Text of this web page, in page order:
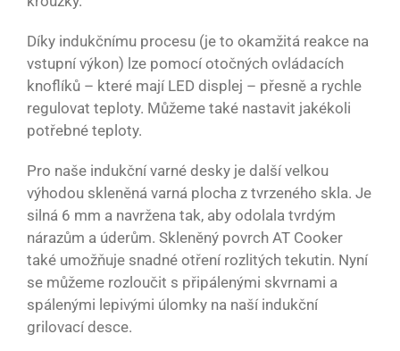
Díky indukčnímu procesu (je to okamžitá reakce na
vstupní výkon) lze pomocí otočných ovládacích
knoflíků – které mají LED displej – přesně a rychle
regulovat teploty. Můžeme také nastavit jakékoli
potřebné teploty.
Pro naše indukční varné desky je další velkou
výhodou skleněná varná plocha z tvrzeného skla. Je
silná 6 mm a navržena tak, aby odolala tvrdým
nárazům a úderům. Skleněný povrch AT Cooker
také umožňuje snadné otření rozlitých tekutin. Nyní
se můžeme rozloučit s připálenými skvrnami a
spálenými lepivými úlomky na naší indukční
grilovací desce.